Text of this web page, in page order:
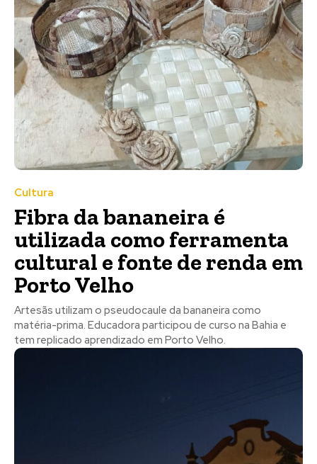
Cultura
Fibra da bananeira é
utilizada como ferramenta
cultural e fonte de renda em
Porto Velho
Artesãs utilizam o pseudocaule da bananeira como
matéria-prima. Educadora participou de curso na Bahia e
tem replicado aprendizado em Porto Velho.